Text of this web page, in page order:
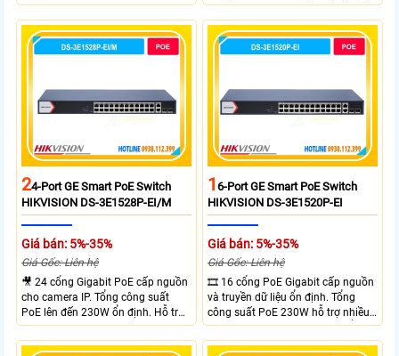
10/100M PoE Ports, 2 x Gigabit
Uplink Ports.
thống camera IP vừa. 2 cổng RJ45
Gigabit và 2 cổng quang SFP mở
rộng linh hoạt. Hỗ trợ truyền PoE
xa tối đa lên đến 300 mét.
24-Port GE Smart PoE Switch
HIKVISION DS-3E1528P-EI/M
Giá bán: 5%-35%
Giá Gốc: Liên hệ
🎥 24 cổng Gigabit PoE cấp nguồn
cho camera IP. Tổng công suất
PoE lên đến 230W ổn định. Hỗ trợ
truyền PoE xa đến 300 mét. Băng
thông chuyển mạch đạt 68 Gbps
16-Port GE Smart PoE Switch
HIKVISION DS-3E1520P-EI
Giá bán: 5%-35%
Giá Gốc: Liên hệ
🎞 16 cổng PoE Gigabit cấp nguồn
và truyền dữ liệu ổn định. Tổng
công suất PoE 230W hỗ trợ nhiều
thiết bị cùng lúc. Tốc độ chuyển
mạch 68Gbps đảm bảo hiệu suất